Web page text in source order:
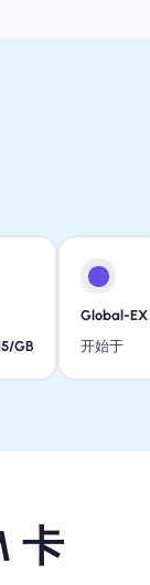
GB
Global-EX
开始于
卡